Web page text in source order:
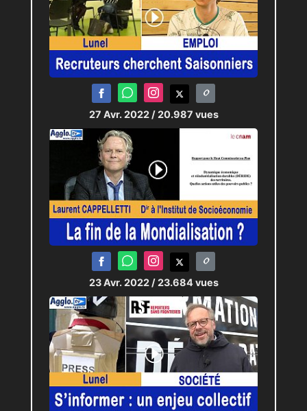
27 Avr. 2022 / 20.987 vues
23 Avr. 2022 / 23.684 vues